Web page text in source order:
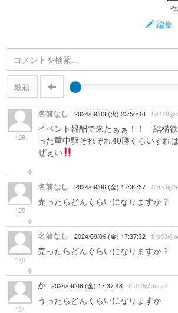
編集
最新
128
名前なし 2024/09/03 (火) 23:50:40
イベント報酬で来たぁぁ！！ 結構
った重中駆それぞれ40勝ぐらいすれ
ぜぇい
129
名前なし 2024/09/06 (金) 17:36:57
売ったらどんくらいになりますか？
130
名前なし 2024/09/06 (金) 17:37:32
売ったらどんぐらいになりますか？
131
か 2024/09/06 (金) 17:37:48 8fd53@aca74
うったらどんくらいになりますか